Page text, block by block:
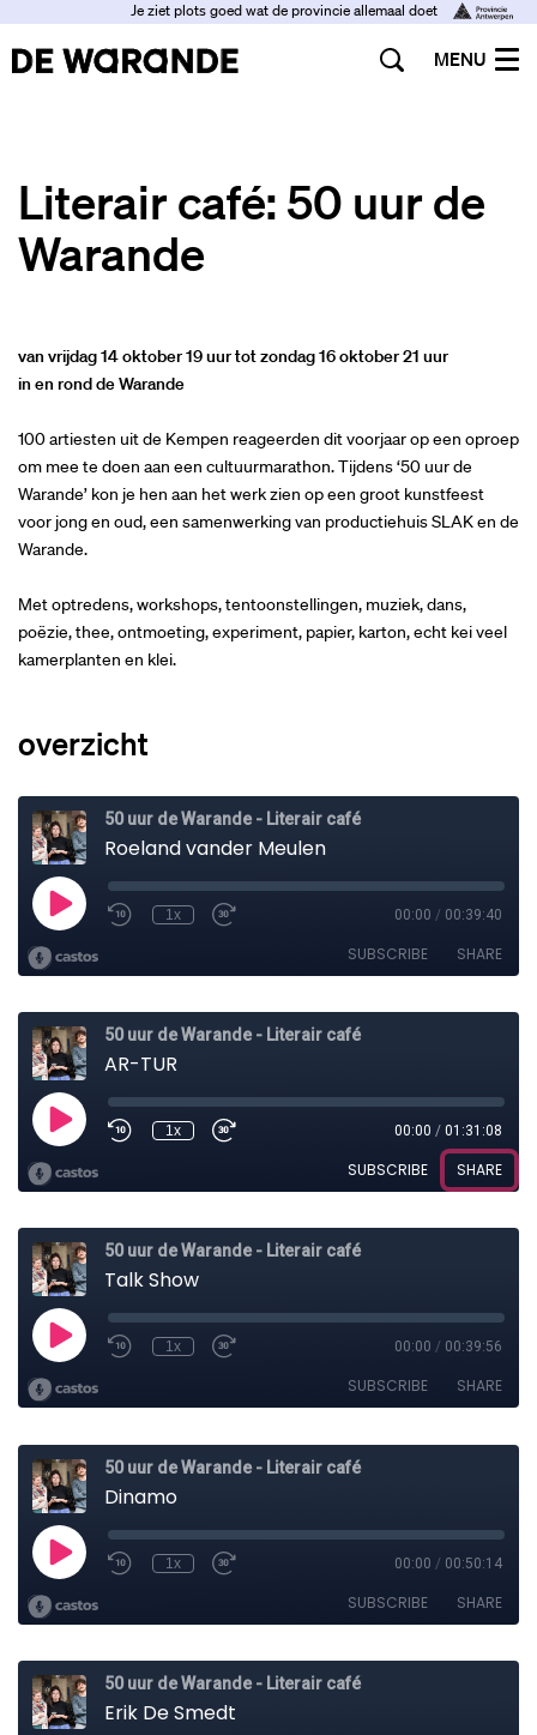
Je ziet plots goed wat de provincie allemaal doet
MENU
Literair café: 50 uur de
Warande
van vrijdag 14 oktober 19 uur tot zondag 16 oktober 21 uur
in en rond de Warande
100 artiesten uit de Kempen reageerden dit voorjaar op een oproep
om mee te doen aan een cultuurmarathon. Tijdens ‘50 uur de
Warande’ kon je hen aan het werk zien op een groot kunstfeest
voor jong en oud, een samenwerking van productiehuis SLAK en de
Warande.
Met optredens, workshops, tentoonstellingen, muziek, dans,
poëzie, thee, ontmoeting, experiment, papier, karton, echt kei veel
kamerplanten en klei.
overzicht